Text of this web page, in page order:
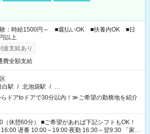
験：時給1500円～ ■週払いOK ■扶養内OK ■日
以上
途支給あり
費全額支給
白駅 / 北池袋駅 / …
ドアtoドアで30分以内！≫ご希望の勤務地を紹介
希望があれば下記シフトもOK！
遅番 10:00～19:00 夜勤 16:30～翌9:30 「家族